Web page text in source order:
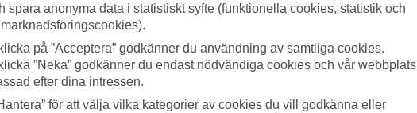
spara anonyma data i statistiskt syfte (funktionella cookies, statistik och
på ”Acceptera” godkänner du användning av samtliga cookies.
”Neka” godkänner du endast nödvändiga cookies och vår webbplats
efter dina intressen.
för att välja vilka kategorier av cookies du vill godkänna eller